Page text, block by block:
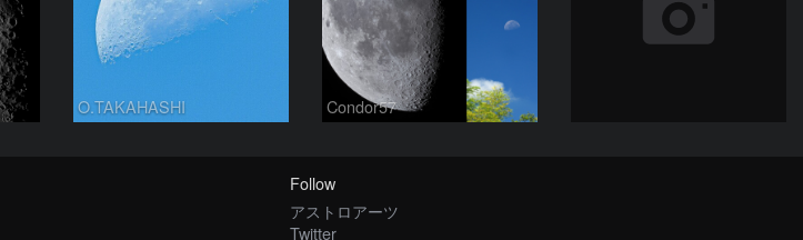
O.TAKAHASHI Condor57
Follow
アストロアーツ
Twitter